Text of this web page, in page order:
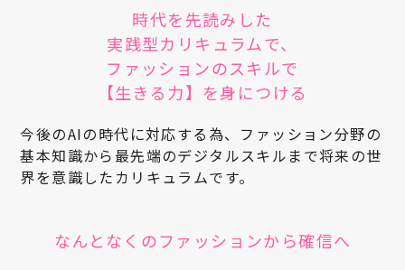
時代を先読みした
実践型カリキュラムで、
ファッションのスキルで
【生きる力】を身につける
今後のAIの時代に対応する為、ファッション分野の
基本知識から最先端のデジタルスキルまで将来の世
界を意識したカリキュラムです。
なんとなくのファッションから確信へ